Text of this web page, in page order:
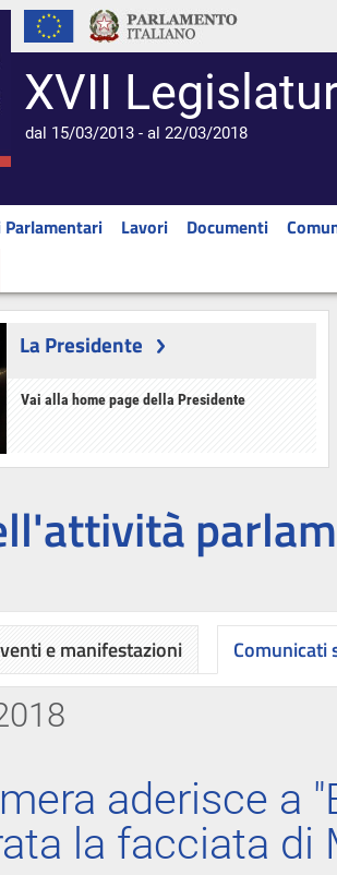
XVII
dal 15/03/2013 - al 22/03/2018
Parlamentari Lavori Documenti
La Presidente
Vai alla home page della Presidente
e manifestazioni Comunicati
aderisce a
la facciata di